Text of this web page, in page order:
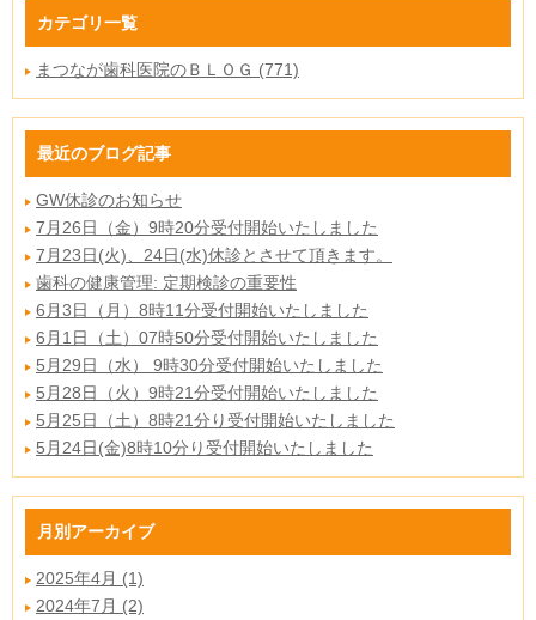
カテゴリ一覧
まつなが歯科医院のＢＬＯＧ (771)
最近のブログ記事
GW休診のお知らせ
7月26日（金）9時20分受付開始いたしました
7月23日(火)、24日(水)休診とさせて頂きます。
歯科の健康管理: 定期検診の重要性
6月3日（月）8時11分受付開始いたしました
6月1日（土）07時50分受付開始いたしました
5月29日（水） 9時30分受付開始いたしました
5月28日（火）9時21分受付開始いたしました
5月25日（土）8時21分り受付開始いたしました
5月24日(金)8時10分り受付開始いたしました
月別アーカイブ
2025年4月 (1)
2024年7月 (2)